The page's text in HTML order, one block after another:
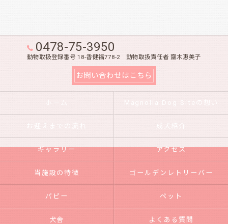
0478-75-3950
動物取扱登録番号 18-香健福778-2 動物取扱責任者 齋木恵美子
お問い合わせはこちら
ホーム Magnolia Dog Siteの想い
お迎えまでの流れ 成犬紹介
ギャラリー アクセス
当施設の特徴 ゴールデンレトリーバー
パピー ペット
犬舎 よくある質問